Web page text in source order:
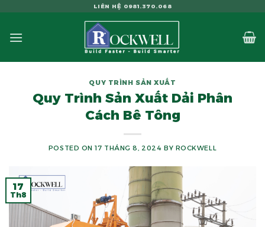
content
LIÊN HỆ 0981.370.068
QUY TRÌNH SẢN XUẤT
Quy Trình Sản Xuất Dải Phân
Cách Bê Tông
POSTED ON17 THÁNG 8, 2024 BY ROCKWELL
17
Th8